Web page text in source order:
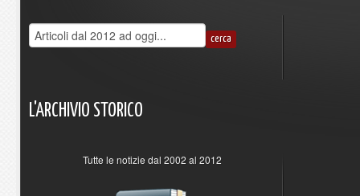
L'ARCHIVIO STORICO
Tutte le notizie dal 2002 al 2012